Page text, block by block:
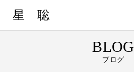
星 聡
BLOG
ブログ